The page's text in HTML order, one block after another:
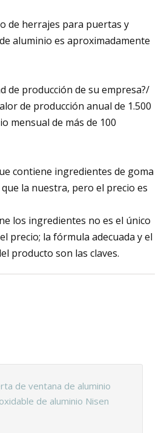
de herrajes para puertas y
aluminio es aproximadamente
de producción de su empresa?/
de producción anual de 1.500
mensual de más de 100
contiene ingredientes de goma
la nuestra, pero el precio es
los ingredientes no es el único
precio; la fórmula adecuada y el
producto son las claves.
de ventana de aluminio
de aluminio Nisen